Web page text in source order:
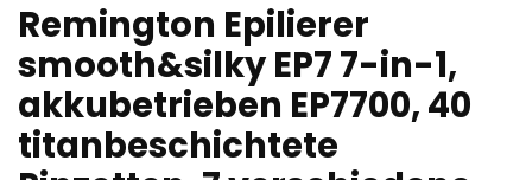
Remington Epilierer
smooth&silky EP7 7-in-1,
akkubetrieben EP7700, 40
titanbeschichtete